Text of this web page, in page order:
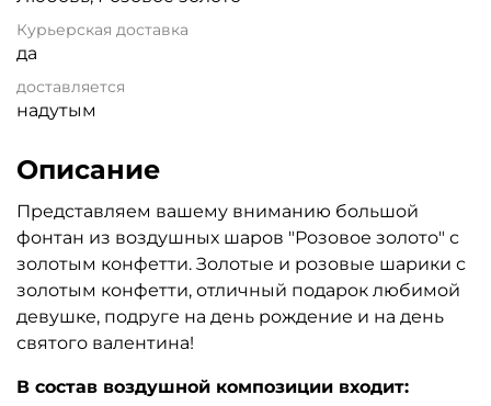
Курьерская доставка
да
доставляется
надутым
Описание
Представляем вашему вниманию большой
фонтан из воздушных шаров "Розовое золото" с
золотым конфетти. Золотые и розовые шарики с
золотым конфетти, отличный подарок любимой
девушке, подруге на день рождение и на день
святого валентина!
В состав воздушной композиции входит: